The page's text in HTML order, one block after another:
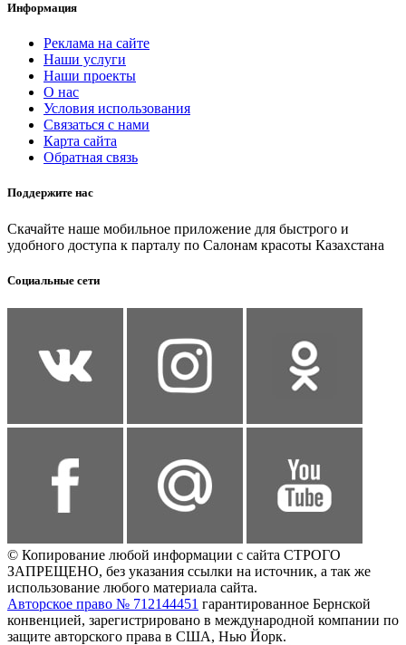
Информация
Реклама на сайте
Наши услуги
Наши проекты
О нас
Условия использования
Связаться с нами
Карта сайта
Обратная связь
Поддержите нас
Скачайте наше мобильное приложение для быстрого и
удобного доступа к парталу по Салонам красоты Казахстана
Социальные сети
© Копирование любой информации с сайта СТРОГО
ЗАПРЕЩЕНО, без указания ссылки на источник, а так же
использование любого материала сайта.
Авторское право № 712144451 гарантированное Бернской
конвенцией, зарегистрировано в международной компании по
защите авторского права в США, Нью Йорк.